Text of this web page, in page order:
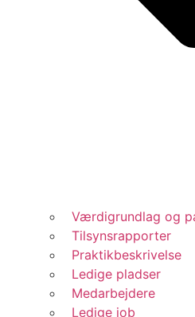
Værdigrundlag og
Tilsynsrapporter
Praktikbeskrivelse
Ledige pladser
Medarbejdere
Ledige job